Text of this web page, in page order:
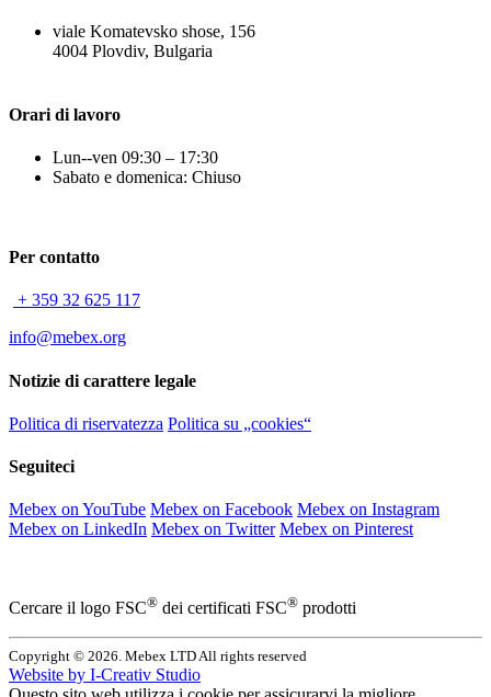
viale Komatevsko shose, 156
4004 Plovdiv, Bulgaria
Orari di lavoro
Lun--ven 09:30 – 17:30
Sabato e domenica: Chiuso
Per contatto
+ 359 32 625 117
info@mebex.org
Notizie di carattere legale
Politica di riservatezza Politica su „cookies“
Seguiteci
Mebex on YouTube Mebex on Facebook Mebex on Instagram
Mebex on LinkedIn Mebex on Twitter Mebex on Pinterest
Cercare il logo FSC® dei certificati FSC® prodotti
Copyright © 2026. Mebex LTD All rights reserved
Website by I-Creativ Studio